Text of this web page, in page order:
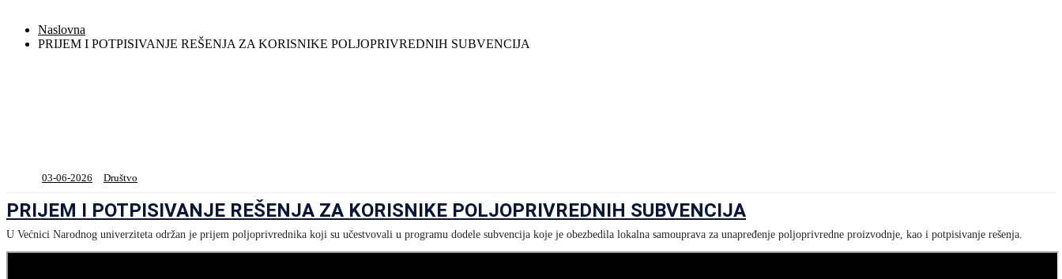
Naslovna
PRIJEM I POTPISIVANJE REŠENJA ZA KORISNIKE POLJOPRIVREDNIH SUBVENCIJA
03-06-2026 Društvo
PRIJEM I POTPISIVANJE REŠENJA ZA KORISNIKE POLJOPRIVREDNIH SUBVENCIJA
U Većnici Narodnog univerziteta održan je prijem poljoprivrednika koji su učestvovali u programu dodele subvencija koje je obezbedila lokalna samouprava za unapređenje poljoprivredne proizvodnje, kao i potpisivanje rešenja.